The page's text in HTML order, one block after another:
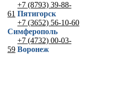
+7 (8793) 39-88-
61 Пятигорск
+7 (3652) 56-10-60
Симферополь
+7 (4732) 00-03-
59 Воронеж